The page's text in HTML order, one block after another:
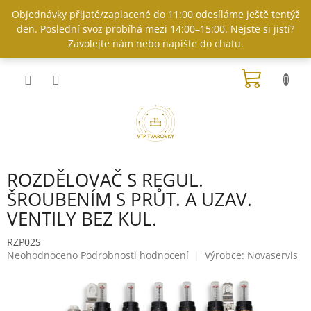
obsah
Objednávky přijaté/zaplacené do 11:00 odesíláme ještě tentýž
den. Poslední svoz probíhá mezi 14:00–15:00. Nejste si jistí?
Zavolejte nám nebo napište do chatu.
ROZDĚLOVAČ S REGUL.
ŠROUBENÍM S PRŮT. A UZAV.
VENTILY BEZ KUL.
RZP02S
Průměrné
Neohodnoceno Podrobnosti hodnocení Výrobce: Novaservis